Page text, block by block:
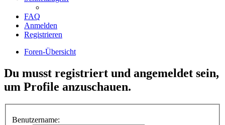
FAQ
Anmelden
Registrieren
Foren-Übersicht
Du musst registriert und angemeldet sein,
um Profile anzuschauen.
Benutzername: